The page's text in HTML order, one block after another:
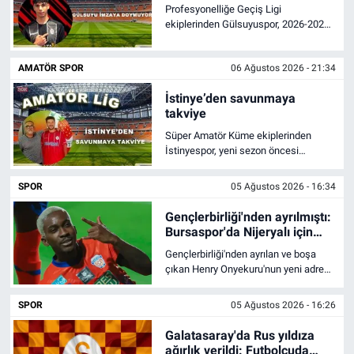
Profesyonelliğe Geçiş Ligi
ekiplerinden Gülsuyuspor, 2026-2027
ismin sözleşmesini yeniledi.
AMATÖR SPOR 06 Ağustos 2026 - 21:34
İstinye’den savunmaya
takviye
Süper Amatör Küme ekiplerinden
İstinyespor, yeni sezon öncesi
SPOR 05 Ağustos 2026 - 16:34
Gençlerbirliği'nden ayrılmıştı:
Bursaspor'da Nijeryalı için
hareketlilik
Gençlerbirliği'nden ayrılan ve boşa
çıkan Henry Onyekuru'nun yeni adresi
ilgili bir hareketlilik var. Ancak teklif
yapılıp yapılmayacağı belli değil.
SPOR 05 Ağustos 2026 - 16:26
Galatasaray'da Rus yıldıza
ağırlık verildi: Futbolcuda
Bize ulaşın
Yaşam
Gözden Kaçmasın
İletişim (Künye)